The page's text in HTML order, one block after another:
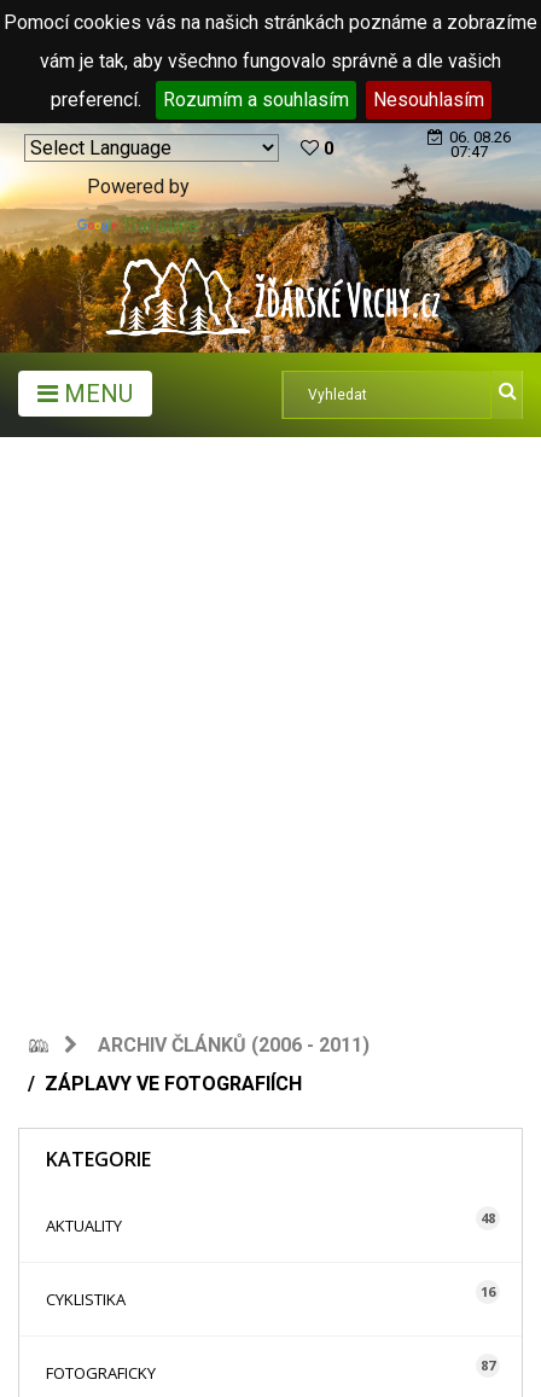
Pomocí cookies vás na našich stránkách poznáme a zobrazíme
vám je tak, aby všechno fungovalo správně a dle vašich
preferencí.
Rozumím a souhlasím Nesouhlasím
Powered by
Translate
0
06. 08.26
07:47
MENU
ARCHIV ČLÁNKŮ (2006 - 2011)
ZÁPLAVY VE FOTOGRAFIÍCH
KATEGORIE
AKTUALITY 48
CYKLISTIKA 16
FOTOGRAFICKY 87